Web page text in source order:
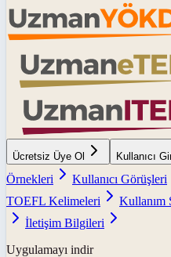
Ücretsiz Üye Ol Kullanıcı
Örnekleri
Kullanıcı Görüşleri
TOEFL Kelimeleri
Kullanım
İletişim Bilgileri
Uygulamayı indir